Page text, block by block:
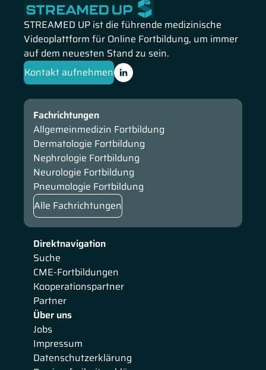
STREAMED UP ist die führende medizinische
Videoplattform für Online Fortbildung, um immer
auf dem neuesten Stand zu sein.
Kontakt aufnehmen
Direktnavigation
Suche
CME-Fortbildungen
Kooperationspartner
Partner
Über uns
Jobs
Impressum
Datenschutzerklärung
Fachrichtungen
Allgemeinmedizin Fortbildung
Dermatologie Fortbildung
Nephrologie Fortbildung
Neurologie Fortbildung
Pneumologie Fortbildung
Alle Fachrichtungen